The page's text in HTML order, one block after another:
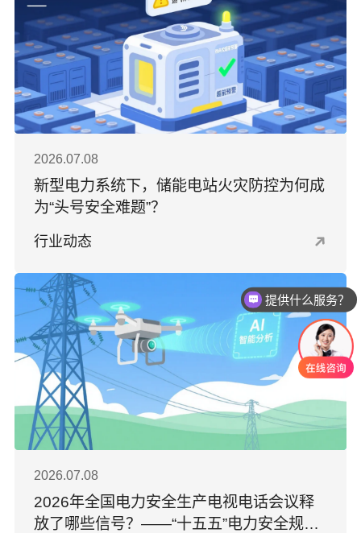
2026.07.08
新型电力系统下，储能电站火灾防控为何成
为“头号安全难题”？
行业动态
2026.07.08
2026年全国电力安全生产电视电话会议释
放了哪些信号？——“十五五”电力安全规划
提供什么服务？